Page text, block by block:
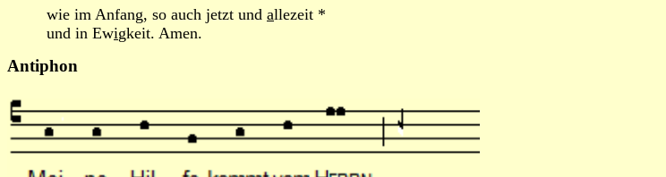
wie im Anfang, so auch jetzt und allezeit *
und in Ewigkeit. Amen.
Antiphon